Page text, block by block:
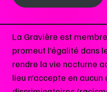
La Gravière est
promeut l’égalité dans
rendre la vie nocturne
lieu n’accepte en